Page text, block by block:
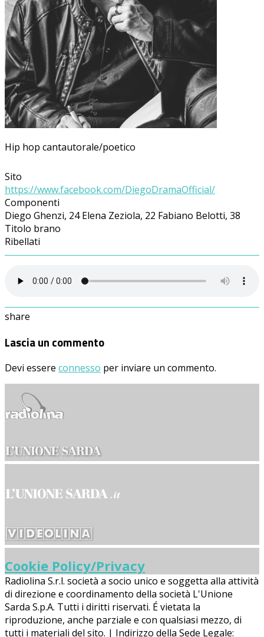
Hip hop cantautorale/poetico
Sito
https://www.facebook.com/DiegoDramaOfficial/
Componenti
Diego Ghenzi, 24 Elena Zeziola, 22 Fabiano Belotti, 38
Titolo brano
Ribellati
share
Lascia un commento
Devi essere connesso per inviare un commento.
Cookie Policy/Privacy
Radiolina S.r.l. società a socio unico e soggetta alla attività
di direzione e coordinamento della società L'Unione
Sarda S.p.A. Tutti i diritti riservati. É vietata la
riproduzione, anche parziale e con qualsiasi mezzo, di
tutti i materiali del sito. | Indirizzo della Sede Legale: